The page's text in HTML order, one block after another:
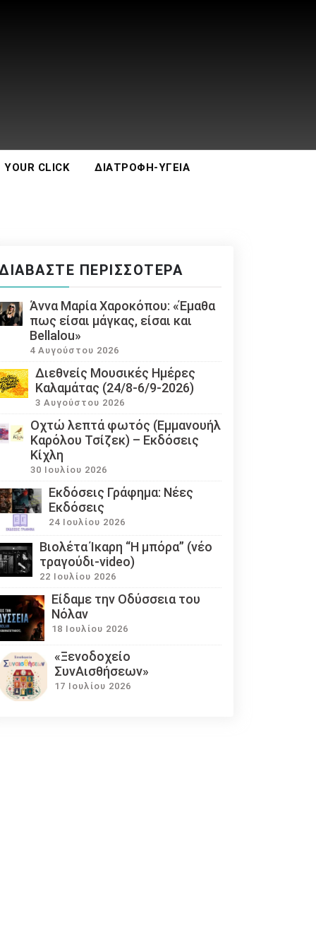
YOUR CLICK ΔΙΑΤΡΟΦΉ-ΥΓΕΊΑ
ΠΕΡΙΣΣΌΤΕΡΑ
Άννα Μαρία Χαροκόπου: «Έμαθα
πως είσαι μάγκας, είσαι και
Bellalou»
4 Αυγούστου 2026
Διεθνείς Μουσικές Ημέρες
Καλαμάτας (24/8-6/9-2026)
3 Αυγούστου 2026
Οχτώ λεπτά φωτός (Εμμανουήλ
Καρόλου Τσίζεκ) – Εκδόσεις
Κίχλη
30 Ιουλίου 2026
Εκδόσεις Γράφημα: Νέες
Εκδόσεις
24 Ιουλίου 2026
Βιολέτα Ίκαρη “Η μπόρα” (νέο
τραγούδι-video)
22 Ιουλίου 2026
Eίδαμε την Οδύσσεια του
Νόλαν
18 Ιουλίου 2026
«Ξενοδοχείο
ΣυνΑισθήσεων»
17 Ιουλίου 2026